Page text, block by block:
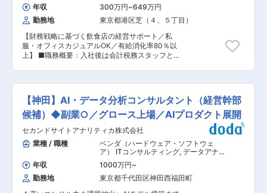
門家や実務コンサルタントで顧客ニーズに応じた
チームを結成します。お客さまの期待を超える付
加価値を提供し続けることで、共創パートナーと
なることを目指しています。 ・スタッフ全員が
「全体最適」の視点を持って仕事を行うため、コ
ミュニケーションのズレも防ぐことができていま
シナジー効果が生み出せ、顧客満足度も高いで
す。 変更の範囲：会社の定める業務
入社後の業務内容(役割)は、即戦力としてクライ
アントに価値を提供できる業務領域／テクノロジ
ーの専門性と、今後の中長期的な志向の双方を勘
案して決定します。 ■直近のプロジェクト事例
・大手消費材メーカー「グローバル人材マネジメ
ント基盤構築」 ・大手プロセス系メーカー「人的
経営基盤構築」 ・大手電機メーカー「グローバル
人材マネジメント基盤構築」 ・大手金融業 「人
人事体系統合」 ・大手商社「小さな本社を実現す
る業務プロセスの構築」 ・大手金融業「企業合併
に伴うグループ人事業務の統合」 ■アビームコン
サルティングの強み ・日本発のグローバルコンサ
ルティングファーム 本社が日本にあるため意思決
定が早く、日系企業のグローバルロールアウト案
件など、海外案件に関わる機会も豊富です。 ・育
成環境や研修内容が充実 これまでのコンサルティ
ングを通じたナレッジが蓄積されており、他組織
の案件を含むプロジェクト事例や成果物を全社的
年収
300万円~649万円
勤務地
東京都港区芝（４、５丁目）
【財務戦略に基づく飲食店の経営サポート／私
服・オフィスカジュアルOK／有給消化率80％以
上】 ■職務概要：入社後は会計税務スタッフとし
資支援や多店舗展開に向けた財務コンサルティン
グ等のご活躍を期待しております。 ■職務詳細：
・毎月の会計データのチェック、算出作業 ・月次
報告資料、決算書、各種申請書の作成 ・顧問先へ
の各種案内や不明点の照会 ・顧問先からの質問や
確認事項への回答 ※毎月の会計データの入力や事
務処理は別途担当がおります。 ■組織構成：当法
人は計15名で構成されており、平均年齢は32歳と
なります。 ■当法人の特徴： 日本でも数少ない
飲食店専門の事務所です。飲食業界で幅広く信頼
を得ており、話題性や成長性があり、複数の店舗
を展開している飲食店をメイン顧客としつつ、ご
【神田】AI・データ分析コンサルタント（経営幹部
候補）◆副業○／グロース上場／AIプロダクト展開
セカンドサイトアナリティカ株式会社
業種 / 職種
ベンダ（ハードウェア・ソフトウェ
ア） ITコンサルティング, データアナ
リスト・データサイエンティスト 戦
略・経営コンサルタント
年収 1000万円~
勤務地
東京都千代田区神田西福田町